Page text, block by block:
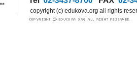
copyright (c) edukova.org all rights